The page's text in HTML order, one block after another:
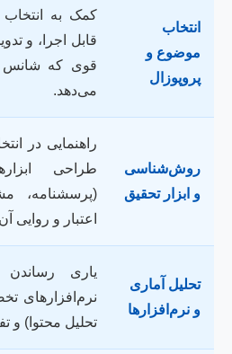
انتخاب
موضوع و
پروپوزال
کمک به
قابل اجرا، و
قوی که شانس
می‌دهد.
روش‌شناسی
و ابزار تحقیق
راهنمایی در
طراحی
(پرسشنامه،
اعتبار و روایی
تحلیل آماری
و نرم‌افزارها
یاری رساندن
تحلیل محتوا) و